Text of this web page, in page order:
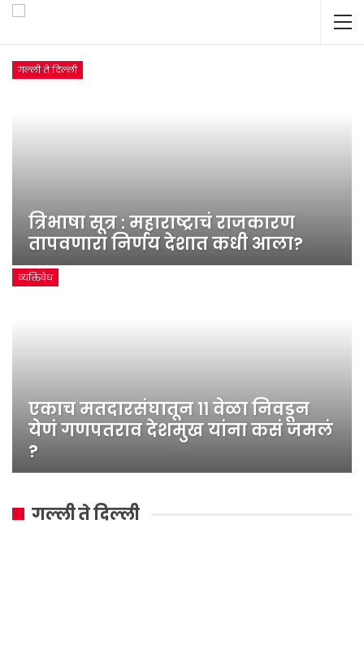
गल्ली ते दिल्ली
त्रिभाषा सूत्र : महाराष्ट्राचं राजकारण
तापवणारा निर्णय देशात कधी आला?
व्यक्तिवेध
एकाच मतदारसंघातून ११ वेळा निवडून
येणं गणपतराव देशमुख यांना कसं जमलं
?
गल्ली ते दिल्ली